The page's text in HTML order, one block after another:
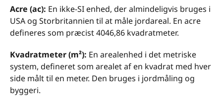
Acre (ac): En ikke-SI enhed, der almindeligvis bruges i
USA og Storbritannien til at måle jordareal. En acre
defineres som præcist 4046,86 kvadratmeter.
Kvadratmeter (m²): En arealenhed i det metriske
system, defineret som arealet af en kvadrat med hver
side målt til en meter. Den bruges i jordmåling og
byggeri.